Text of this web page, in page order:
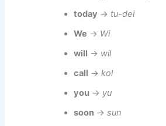
today → tu-dei
We → Wi
will → wil
call →kol
you → yu
soon →sun